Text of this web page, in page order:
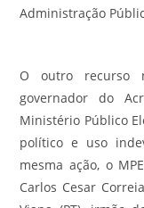
Administração
O outro recurso
governador do
Ministério Público
político e uso
mesma ação, o
Carlos Cesar